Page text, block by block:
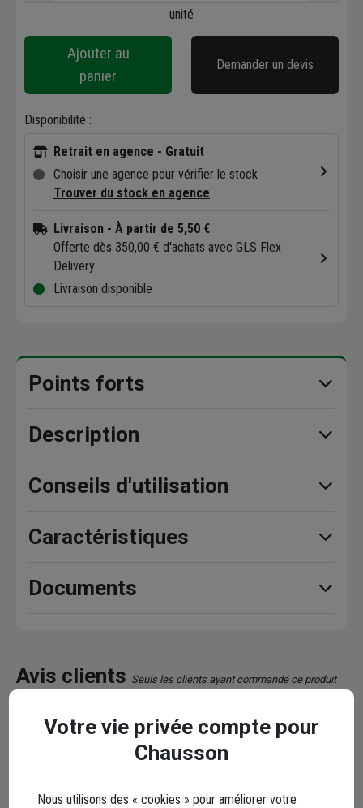
unité
Ajouter au
panier
Demander un devis
Disponibilité :
Retrait en agence - Gratuit
Choisir une agence pour vérifier le stock
Trouver du stock en agence
Livraison - À partir de 5,50 €
Offerte dès 350,00 € d'achats avec GLS Flex
Delivery
Livraison disponible
Points forts
Description
Conseils d'utilisation
Caractéristiques
Documents
Avis clients Seuls les clients ayant commandé ce produit
5,0 / 5
Votre vie privée compte pour
Chausson
Nous utilisons des « cookies » pour améliorer votre